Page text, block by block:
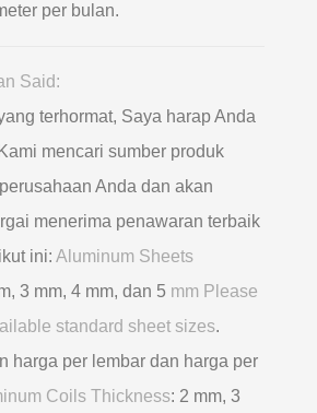
per bulan.
Said:
terhormat, Saya harap Anda
mencari sumber produk
Anda dan akan
menerima penawaran terbaik
ini: Aluminum Sheets
3 mm, 4 mm, dan 5 mm Please
standard sheet sizes.
harga per lembar dan harga per
Coils Thickness: 2 mm, 3